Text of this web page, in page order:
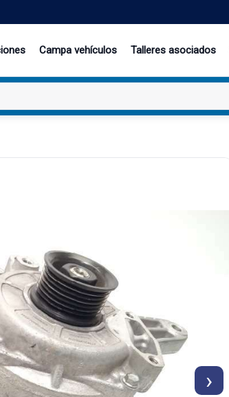
Campa vehículos Talleres asociados
›